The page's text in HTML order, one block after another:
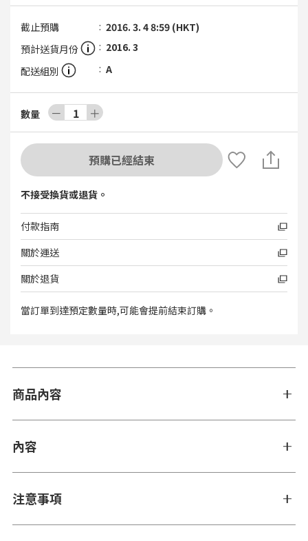
截止預購
2016. 3. 4 8:59 (HKT)
預計送貨月份
2016. 3
配送組別
A
數量 － 1 ＋
預購已經結束
不接受換貨或退貨。
付款指南
關於運送
關於退貨
當訂單到達預定數量時,可能會提前結束訂購。
商品內容
內容
注意事項